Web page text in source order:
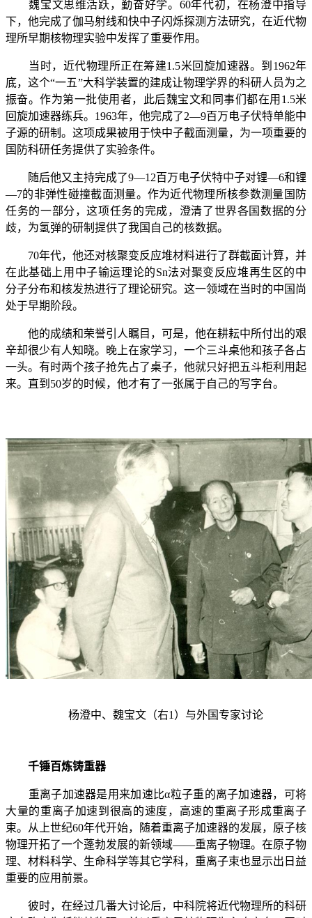
魏宝文思维活跃，勤奋好学。 60年代初，在杨澄中指导
下，他完成了伽马射线和快中子闪烁探测方法研究，在近代物
理所早期核物理实验中发挥了重要作用。
当时，近代物理所正在筹建1.5米回旋加速器。到 1962年
底，这个“一五”大科学装置的建成让物理学界的科研人员为之
振奋。作为第一批使用者，此后魏宝文和同事们都在用 1.5米
回旋加速器练兵。 1963年，他完成了2—9百万电子伏特单能中
子源的研制。这项成果被用于快中子截面测量，为一项重要的
国防科研任务提供了实验条件。
随后他又主持完成了9—12百万电子伏特中子对锂—6和锂
—7的非弹性碰撞截面测量。作为近代物理所核参数测量国防
任务的一部分，这项任务的完成，澄清了世界各国数据的分
歧，为氢弹的研制提供了我国自己的核数据。
70年代，他还对核聚变反应堆材料进行了群截面计算，并
在此基础上用中子输运理论的Sn法对聚变反应堆再生区的中
分子分布和核发热进行了理论研究。这一领域在当时的中国尚
处于早期阶段。
他的成绩和荣誉引人瞩目，可是，他在耕耘中所付出的艰
辛却很少有人知晓。晚上在家学习，一个三斗桌他和孩子各占
一头。有时两个孩子抢先占了桌子，他就只好把五斗柜利用起
来。直到 50岁的时候，他才有了一张属于自己的写字台。
杨澄中、魏宝文（右1 ）与外国专家讨论
千锤百炼铸重器
重离子加速器是用来加速比α粒子重的离子加速器，可将
大量的重离子加速到很高的速度，高速的重离子形成重离子
束。从上世纪60年代开始，随着重离子加速器的发展，原子核
物理开拓了一个蓬勃发展的新领域——重离子物理。在原子物
理、材料科学、生命科学等其它学科，重离子束也显示出日益
重要的应用前景。
彼时，在经过几番大讨论后，中科院将近代物理所的科研